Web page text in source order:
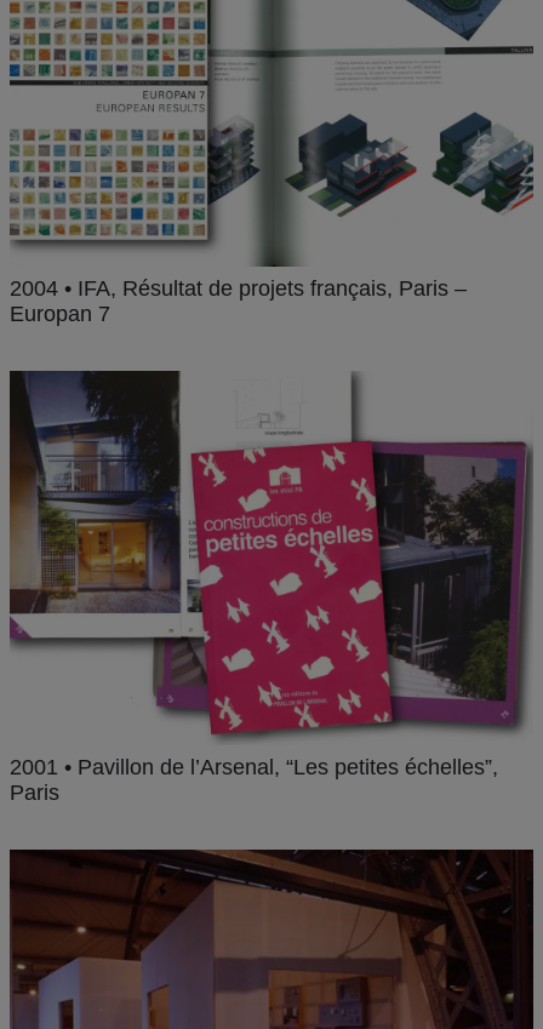
2004 • IFA, Résultat de projets français, Paris –
Europan 7
2001 • Pavillon de l’Arsenal, “Les petites échelles”,
Paris